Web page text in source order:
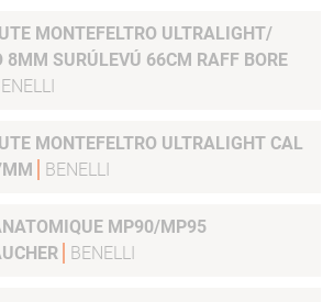
MONTEFELTRO ULTRALIGHT/
8MM SURÚLEVÚ 66CM RAFF BORE
MONTEFELTRO ULTRALIGHT CAL
BENELLI
MP90/MP95
BENELLI